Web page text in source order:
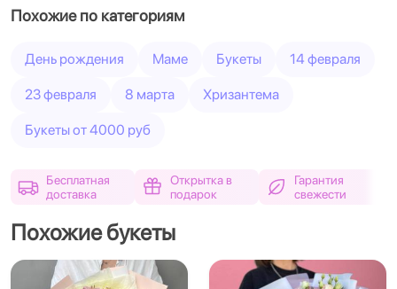
Похожие по категориям
День рождения Маме Букеты 14 февраля
23 февраля 8 марта Хризантема
Букеты от 4000 руб
Бесплатная
доставка
Открытка в
подарок
Гарантия
свежести
Похожие букеты